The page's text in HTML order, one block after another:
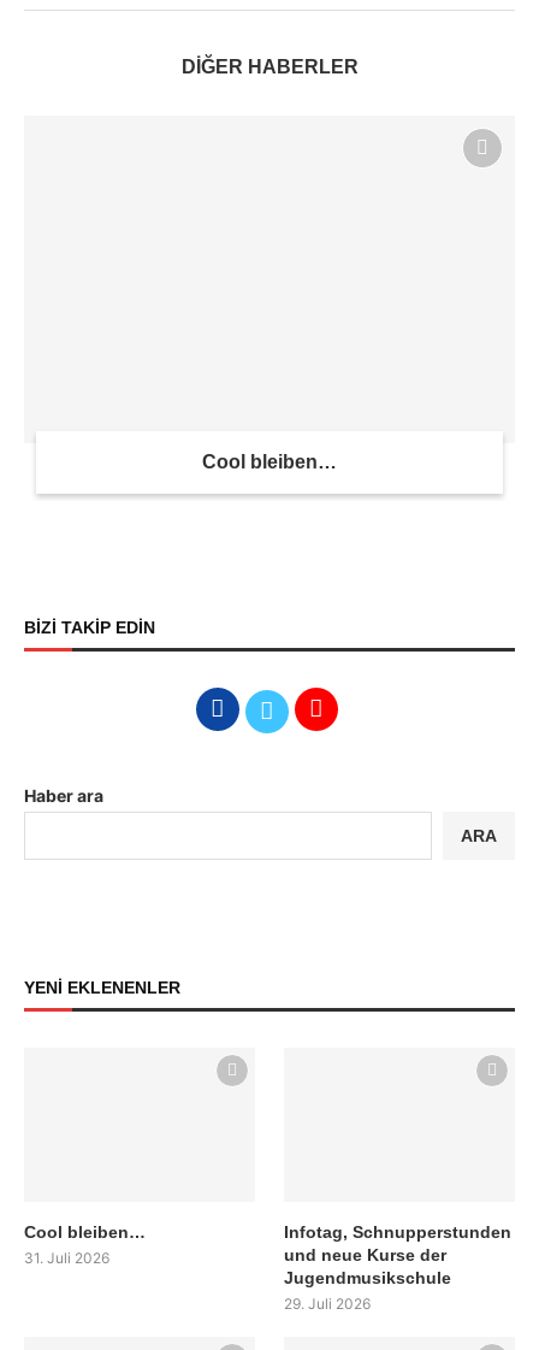
DİĞER HABERLER
Cool bleiben…
BİZİ TAKİP EDİN
Haber ara
ARA
YENİ EKLENENLER
Cool bleiben…
31. Juli 2026
Infotag, Schnupperstunden
und neue Kurse der
Jugendmusikschule
29. Juli 2026